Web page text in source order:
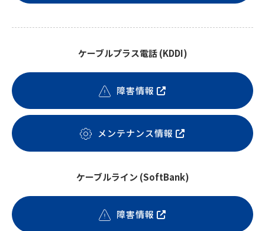
ケーブルプラス電話 (KDDI)
障害情報
メンテナンス情報
ケーブルライン (SoftBank)
障害情報